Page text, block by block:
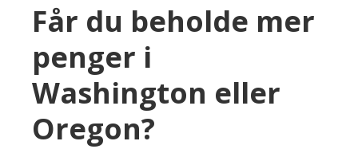
Får du beholde mer
penger i
Washington eller
Oregon?